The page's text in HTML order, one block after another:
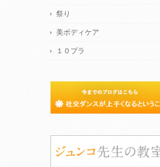
祭り
美ボディケア
１０プラ